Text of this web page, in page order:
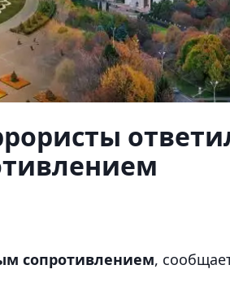
сопротивлением,